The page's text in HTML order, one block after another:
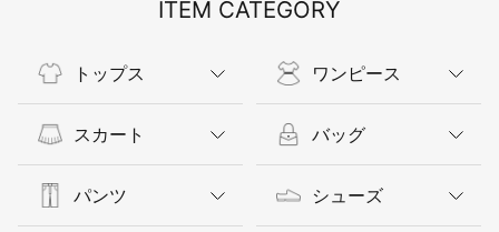
ITEM CATEGORY
トップス
スカート
パンツ
ワンピース
バッグ
シューズ